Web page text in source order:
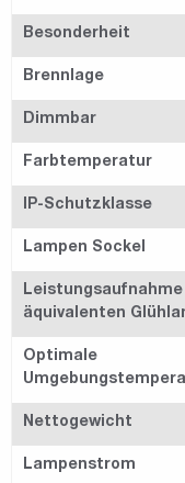
Besonderheit
Brennlage
Dimmbar
Farbtemperatur
IP-Schutzklasse
Lampen Sockel
äquivalenten
Optimale
Nettogewicht
Lampenstrom